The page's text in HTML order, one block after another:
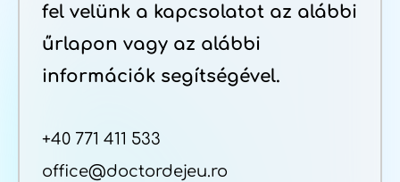
fel velünk a kapcsolatot az alábbi
űrlapon vagy az alábbi
információk segítségével.
+40 771 411 533
office@doctordejeu.ro